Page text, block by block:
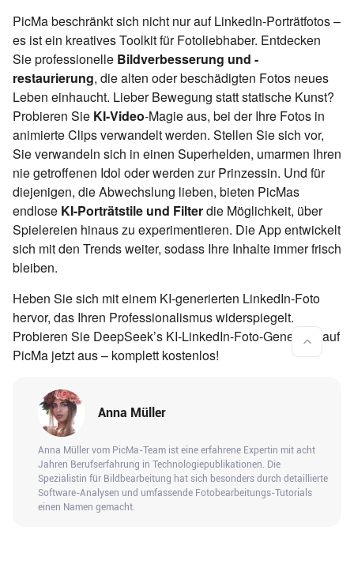
PicMa beschränkt sich nicht nur auf LinkedIn-Porträtfotos –
es ist ein kreatives Toolkit für Fotoliebhaber. Entdecken
Sie professionelle Bildverbesserung und -
restaurierung, die alten oder beschädigten Fotos neues
Leben einhaucht. Lieber Bewegung statt statische Kunst?
Probieren Sie KI-Video-Magie aus, bei der Ihre Fotos in
animierte Clips verwandelt werden. Stellen Sie sich vor,
Sie verwandeln sich in einen Superhelden, umarmen Ihren
nie getroffenen Idol oder werden zur Prinzessin. Und für
diejenigen, die Abwechslung lieben, bieten PicMas
endlose KI-Porträtstile und Filterdie Möglichkeit, über
Spielereien hinaus zu experimentieren. Die App entwickelt
sich mit den Trends weiter, sodass Ihre Inhalte immer frisch
bleiben.
Heben Sie sich mit einem KI-generierten LinkedIn-Foto
hervor, das Ihren Professionalismus widerspiegelt.
Probieren Sie DeepSeek’s KI-LinkedIn-Foto-Generator auf
PicMa jetzt aus – komplett kostenlos!
Anna Müller
Anna Müller vom PicMa-Team ist eine erfahrene Expertin mit acht
Jahren Berufserfahrung in Technologiepublikationen. Die
Spezialistin für Bildbearbeitung hat sich besonders durch detaillierte
Software-Analysen und umfassende Fotobearbeitungs-Tutorials
einen Namen gemacht.